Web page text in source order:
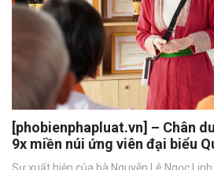
[phobienphapluat.vn] – Chân
9x miền núi ứng viên đại biểu